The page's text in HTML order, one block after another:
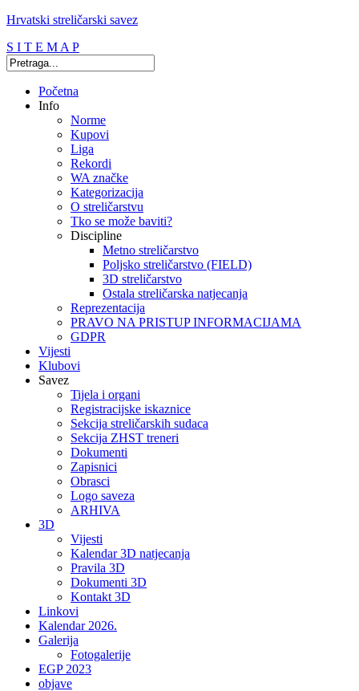
Hrvatski streličarski savez
S I T E M A P
Početna
Info
Norme
Kupovi
Liga
Rekordi
WA značke
Kategorizacija
O streličarstvu
Tko se može baviti?
Discipline
Metno streličarstvo
Poljsko streličarstvo (FIELD)
3D streličarstvo
Ostala streličarska natjecanja
Reprezentacija
PRAVO NA PRISTUP INFORMACIJAMA
GDPR
Vijesti
Klubovi
Savez
Tijela i organi
Registracijske iskaznice
Sekcija streličarskih sudaca
Sekcija ZHST treneri
Dokumenti
Zapisnici
Obrasci
Logo saveza
ARHIVA
3D
Vijesti
Kalendar 3D natjecanja
Pravila 3D
Dokumenti 3D
Kontakt 3D
Linkovi
Kalendar 2026.
Galerija
Fotogalerije
EGP 2023
objave